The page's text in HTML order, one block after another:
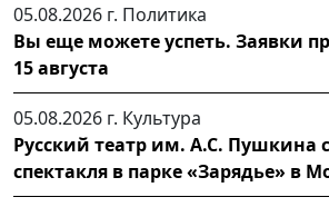
05.08.2026 г. Политика
Вы еще можете успеть. Заявки
15 августа
05.08.2026 г. Культура
Русский театр им. А.С. Пушкина
спектакля в парке «Зарядье» в